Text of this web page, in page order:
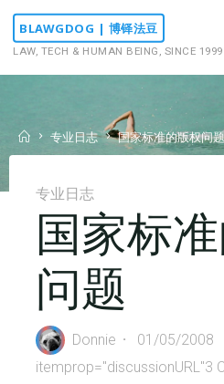
Skip
content
BLAWGDOG | 博铎法豆
LAW, TECH & HUMAN BEING, SINCE 1999
Home专业日志 国家标准的版权问题
专业日志
国家标
问题
Donnie
01/05/2008
itemprop="discussionURL"3